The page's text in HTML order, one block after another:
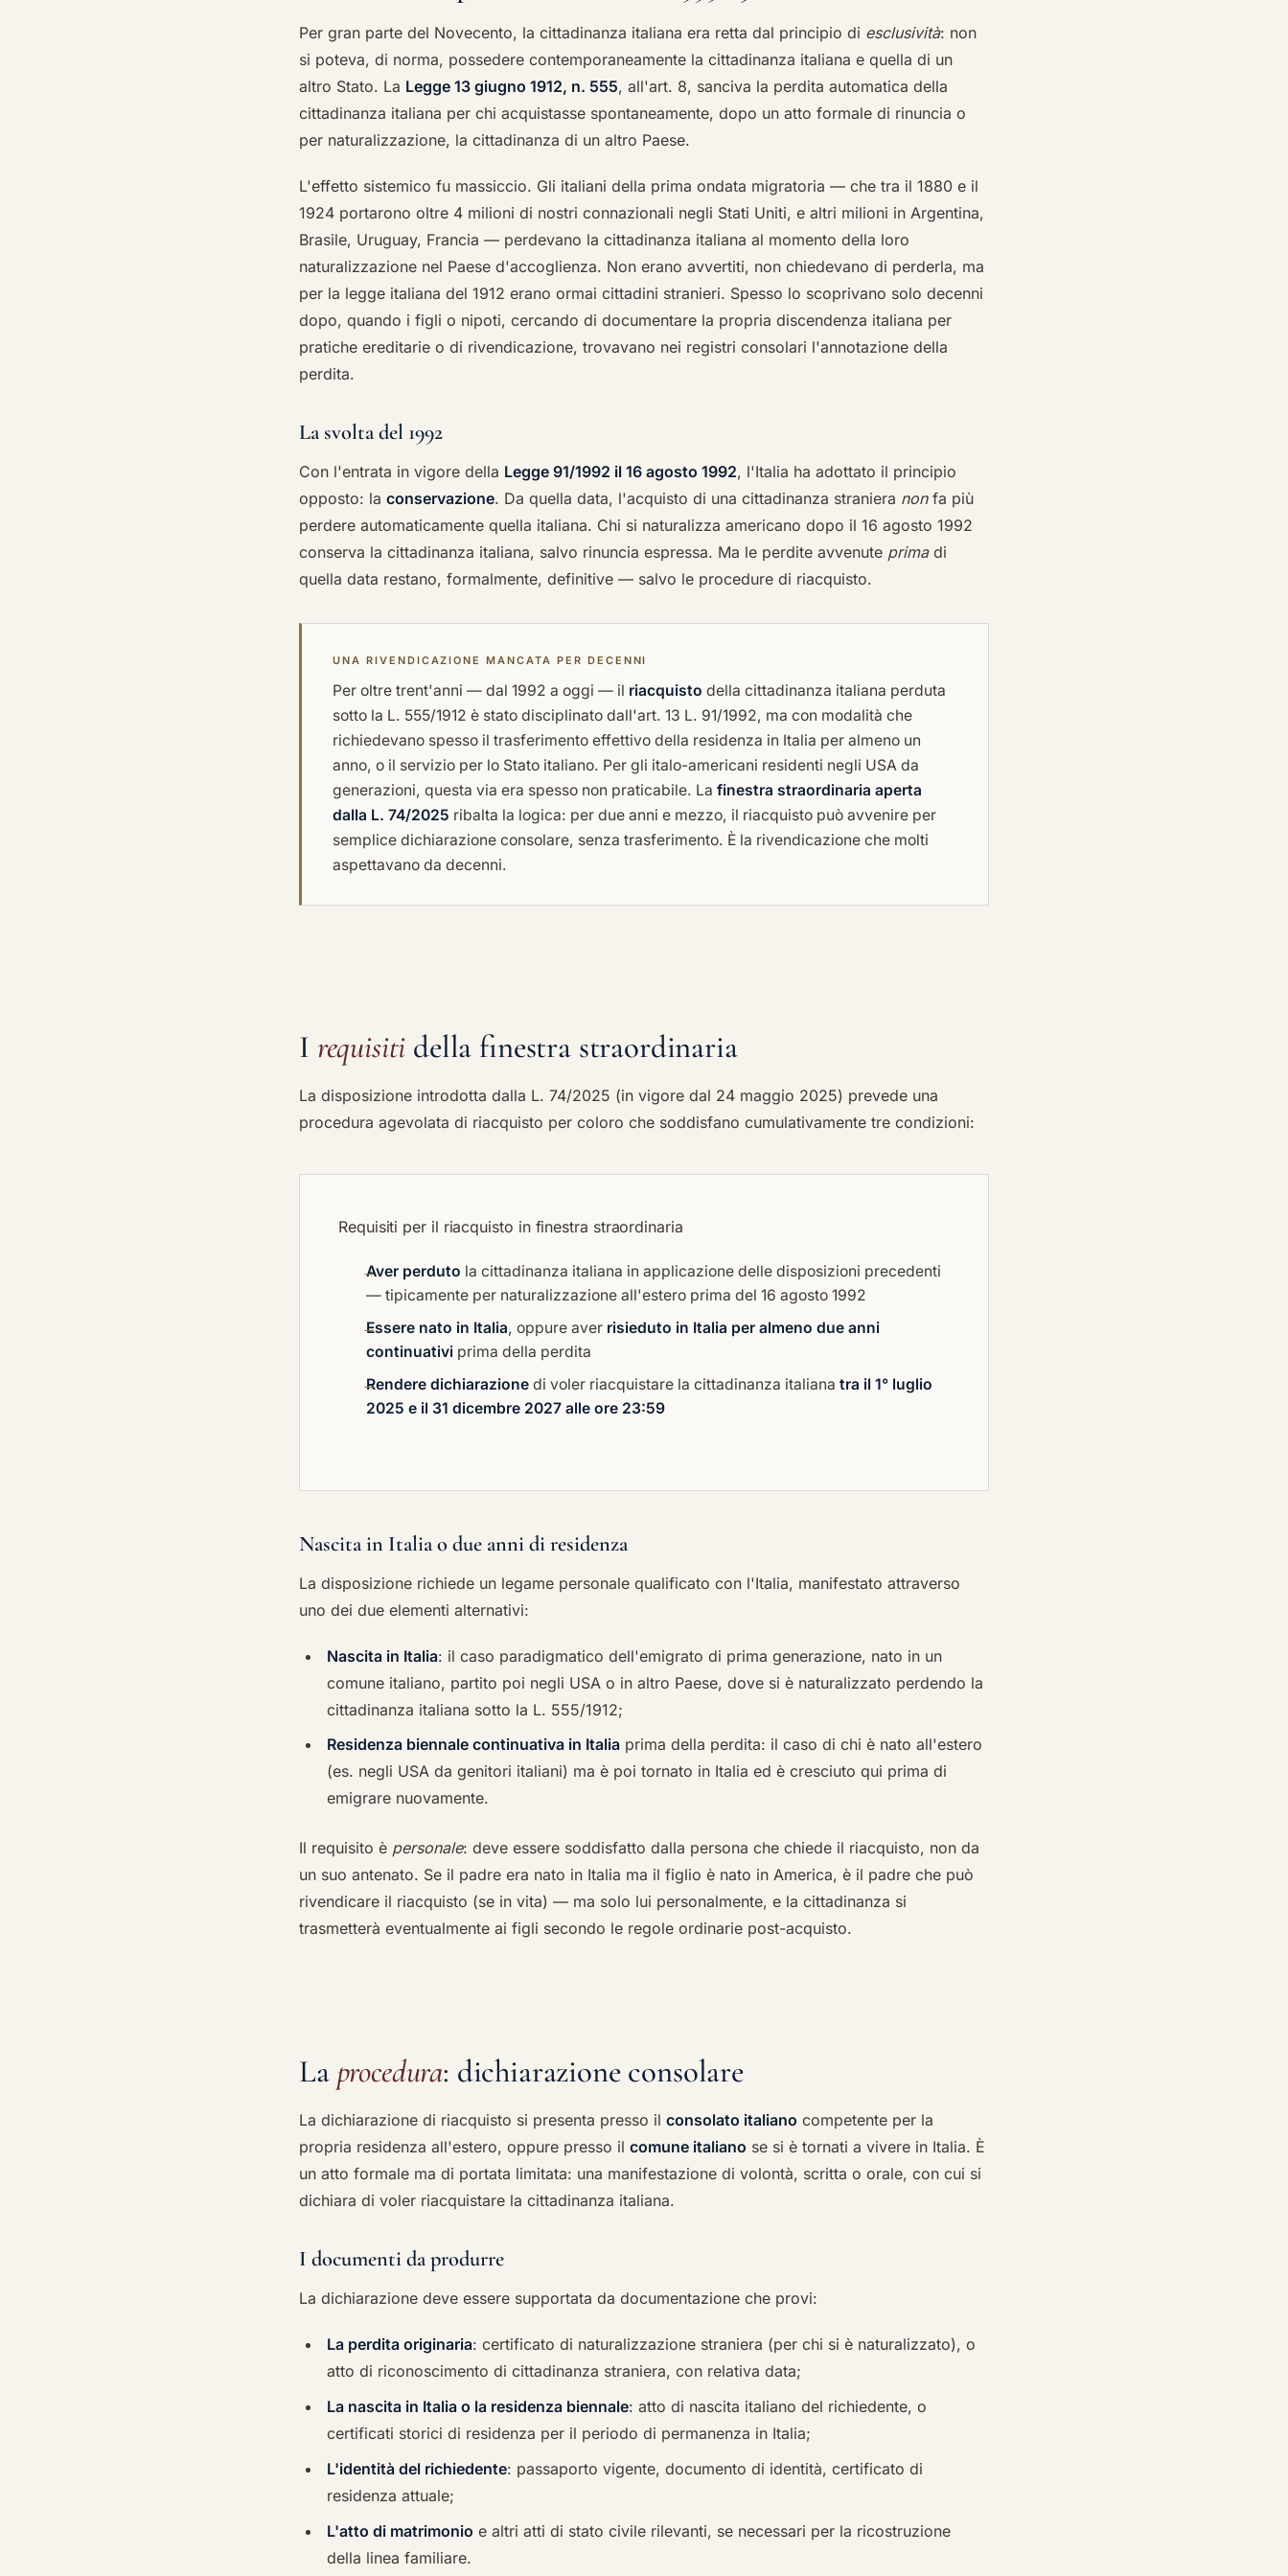
Per gran parte del Novecento, la cittadinanza italiana era retta dal principio di esclusività: non
si poteva, di norma, possedere contemporaneamente la cittadinanza italiana e quella di un
altro Stato. La Legge 13 giugno 1912, n. 555, all'art. 8, sanciva la perdita automatica della
cittadinanza italiana per chi acquistasse spontaneamente, dopo un atto formale di rinuncia o
per naturalizzazione, la cittadinanza di un altro Paese.
L'effetto sistemico fu massiccio. Gli italiani della prima ondata migratoria — che tra il 1880 e il
1924 portarono oltre 4 milioni di nostri connazionali negli Stati Uniti, e altri milioni in Argentina,
Brasile, Uruguay, Francia — perdevano la cittadinanza italiana al momento della loro
naturalizzazione nel Paese d'accoglienza. Non erano avvertiti, non chiedevano di perderla, ma
per la legge italiana del 1912 erano ormai cittadini stranieri. Spesso lo scoprivano solo decenni
dopo, quando i figli o nipoti, cercando di documentare la propria discendenza italiana per
pratiche ereditarie o di rivendicazione, trovavano nei registri consolari l'annotazione della
perdita.
La svolta del 1992
Con l'entrata in vigore della Legge 91/1992 il 16 agosto 1992, l'Italia ha adottato il principio
opposto: la conservazione. Da quella data, l'acquisto di una cittadinanza straniera nonfa più
perdere automaticamente quella italiana. Chi si naturalizza americano dopo il 16 agosto 1992
conserva la cittadinanza italiana, salvo rinuncia espressa. Ma le perdite avvenute primadi
quella data restano, formalmente, definitive — salvo le procedure di riacquisto.
UNA RIVENDICAZIONE MANCATA PER DECENNI
Per oltre trent'anni — dal 1992 a oggi — il riacquisto della cittadinanza italiana perduta
sotto la L. 555/1912 è stato disciplinato dall'art. 13 L. 91/1992, ma con modalità che
richiedevano spesso il trasferimento effettivo della residenza in Italia per almeno un
anno, o il servizio per lo Stato italiano. Per gli italo-americani residenti negli USA da
generazioni, questa via era spesso non praticabile. La finestra straordinaria aperta
dalla L. 74/2025 ribalta la logica: per due anni e mezzo, il riacquisto può avvenire per
semplice dichiarazione consolare, senza trasferimento. È la rivendicazione che molti
aspettavano da decenni.
I requisiti della finestra straordinaria
La disposizione introdotta dalla L. 74/2025 (in vigore dal 24 maggio 2025) prevede una
procedura agevolata di riacquisto per coloro che soddisfano cumulativamente tre condizioni:
Requisiti per il riacquisto in finestra straordinaria
Aver perduto la cittadinanza italiana in applicazione delle disposizioni precedenti
— tipicamente per naturalizzazione all'estero prima del 16 agosto 1992
Essere nato in Italia, oppure aver risieduto in Italia per almeno due anni
continuativiprima della perdita
Rendere dichiarazionedi voler riacquistare la cittadinanza italiana tra il 1° luglio
2025 e il 31 dicembre 2027 alle ore 23:59
Nascita in Italia o due anni di residenza
La disposizione richiede un legame personale qualificato con l'Italia, manifestato attraverso
uno dei due elementi alternativi:
Nascita in Italia: il caso paradigmatico dell'emigrato di prima generazione, nato in un
comune italiano, partito poi negli USA o in altro Paese, dove si è naturalizzato perdendo la
cittadinanza italiana sotto la L. 555/1912;
Residenza biennale continuativa in Italiaprima della perdita: il caso di chi è nato all'estero
(es. negli USA da genitori italiani) ma è poi tornato in Italia ed è cresciuto qui prima di
emigrare nuovamente.
Il requisito è personale: deve essere soddisfatto dalla persona che chiede il riacquisto, non da
un suo antenato. Se il padre era nato in Italia ma il figlio è nato in America, è il padre che può
rivendicare il riacquisto (se in vita) — ma solo lui personalmente, e la cittadinanza si
trasmetterà eventualmente ai figli secondo le regole ordinarie post-acquisto.
La procedura: dichiarazione consolare
La dichiarazione di riacquisto si presenta presso il consolato italiano competente per la
propria residenza all'estero, oppure presso il comune italiano se si è tornati a vivere in Italia. È
un atto formale ma di portata limitata: una manifestazione di volontà, scritta o orale, con cui si
dichiara di voler riacquistare la cittadinanza italiana.
I documenti da produrre
La dichiarazione deve essere supportata da documentazione che provi:
La perdita originaria: certificato di naturalizzazione straniera (per chi si è naturalizzato), o
atto di riconoscimento di cittadinanza straniera, con relativa data;
La nascita in Italia o la residenza biennale: atto di nascita italiano del richiedente, o
certificati storici di residenza per il periodo di permanenza in Italia;
L'identità del richiedente: passaporto vigente, documento di identità, certificato di
residenza attuale;
L'atto di matrimonio e altri atti di stato civile rilevanti, se necessari per la ricostruzione
della linea familiare.